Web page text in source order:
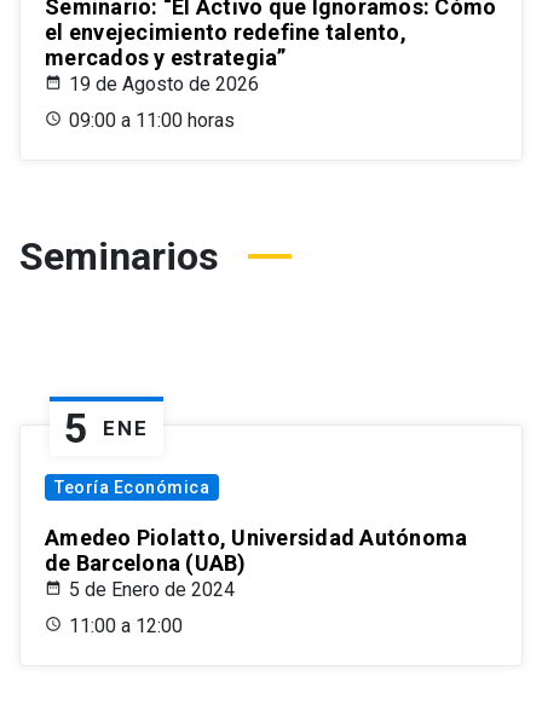
Seminario: “El Activo que Ignoramos: Cómo
el envejecimiento redefine talento,
mercados y estrategia”
19 de Agosto de 2026
09:00 a 11:00 horas
Seminarios
5 ENE
Teoría Económica
Amedeo Piolatto, Universidad Autónoma
de Barcelona (UAB)
5 de Enero de 2024
11:00 a 12:00